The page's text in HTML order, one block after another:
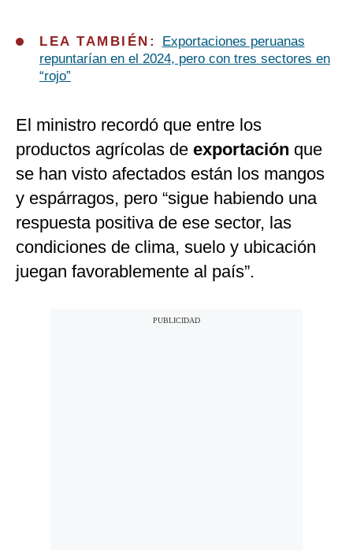
LEA TAMBIÉN:
Exportaciones peruanas
repuntarían en el 2024, pero con tres sectores en
“rojo”
El ministro recordó que entre los
productos agrícolas de exportación que
se han visto afectados están los mangos
y espárragos, pero “sigue habiendo una
respuesta positiva de ese sector, las
condiciones de clima, suelo y ubicación
juegan favorablemente al país”.